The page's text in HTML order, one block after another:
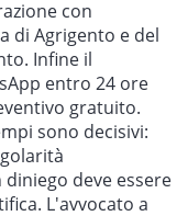
con
di Agrigento e del
Infine il
entro 24 ore
gratuito.
sono decisivi:
deve essere
L'avvocato a